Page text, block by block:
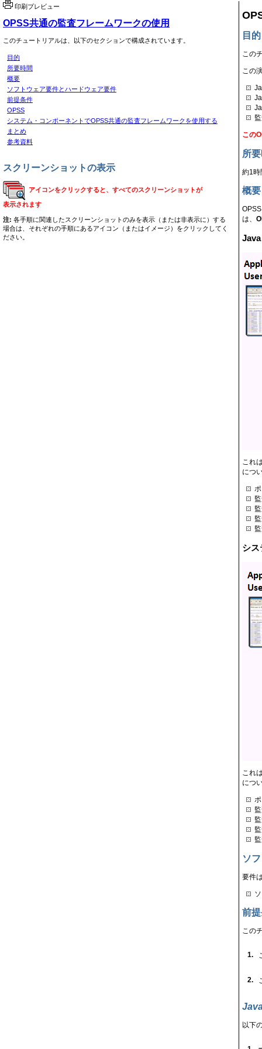
印刷プレビュー
OPSS共通の監査フレームワークの使用
このチュートリアルは、以下のセクションで構成されています。
目的
所要時間
概要
ソフトウェア要件とハードウェア要件
前提条件
OPSS
システム・コンポーネントでOPSS共通の監査フレームワークを使用する
まとめ
参考資料
スクリーンショットの表示
アイコンをクリックすると、すべてのスクリーンショットが
表示されます
注: 各手順に関連したスクリーンショットのみを表示（または非表示に）する
場合は、それぞれの手順にあるアイコン（またはイメージ）をクリックしてく
ださい。
目的
この
この
この
所
約1時
概要
は、
これ
につ
シス
これ
につ
ソ
要件
前
この
1.
2.
以下